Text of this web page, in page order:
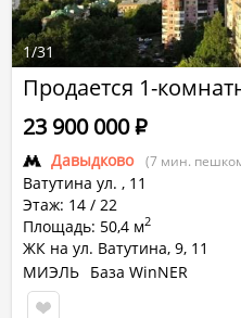
Продается 1-
Давыдково (7 мин.
Ватутина ул. , 11
Этаж: 14 / 22
Площадь: 50,4 м2
ЖК на ул. Ватутина, 9, 11
23 900 000Р
МИЭЛЬ База WinNER
1/31